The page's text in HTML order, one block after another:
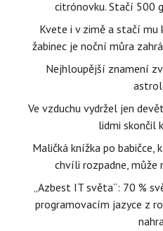
citrónovku. Stačí 500
Kvete i v zimě a stačí mu
žabinec je noční můra
Nejhloupější znamení
Ve vzduchu vydržel jen
lidmi skončil
Maličká knížka po babičce,
chvíli rozpadne,
„Azbest IT světa“: 70 %
programovacím jazyce z